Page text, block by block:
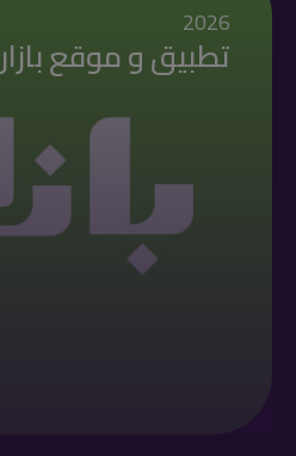
2026
تطبيق و موقع بازار